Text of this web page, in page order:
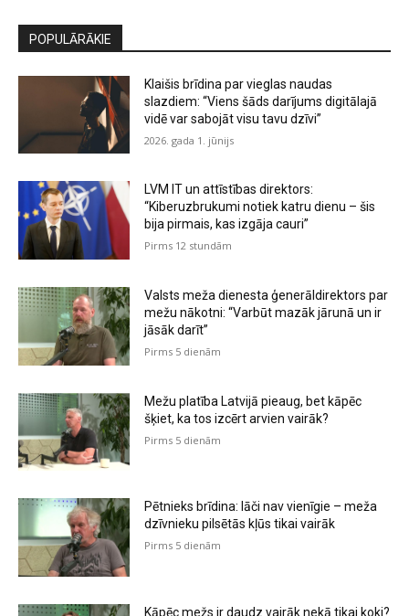
POPULĀRĀKIE
Klaišis brīdina par vieglas naudas
slazdiem: “Viens šāds darījums digitālajā
vidē var sabojāt visu tavu dzīvi”
2026. gada 1. jūnijs
LVM IT un attīstības direktors:
“Kiberuzbrukumi notiek katru dienu – šis
bija pirmais, kas izgāja cauri”
Pirms 12 stundām
Valsts meža dienesta ģenerāldirektors par
mežu nākotni: “Varbūt mazāk jārunā un ir
jāsāk darīt”
Pirms 5 dienām
Mežu platība Latvijā pieaug, bet kāpēc
šķiet, ka tos izcērt arvien vairāk?
Pirms 5 dienām
Pētnieks brīdina: lāči nav vienīgie – meža
dzīvnieku pilsētās kļūs tikai vairāk
Pirms 5 dienām
Kāpēc mežs ir daudz vairāk nekā tikai koki?